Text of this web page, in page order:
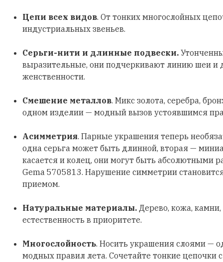
Цепи всех видов. От тонких многослойных
индустриальных звеньев.
Серьги-нити и длинные подвески.
выразительные, они подчеркивают линию шеи и
женственности.
Смешение металлов. Микс золота, серебра,
одном изделии — модный вызов устоявшимся
Асимметрия. Парные украшения теперь
одна серьга может быть длинной, вторая —
касается и колец, они могут быть абсолютными
Gema 5705813. Нарушение симметрии
приемом.
Натуральные материалы. Дерево, кожа,
естественность в приоритете.
Многослойность. Носить украшения слоями —
модных правил лета. Сочетайте тонкие цепочки